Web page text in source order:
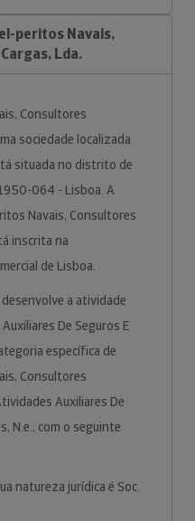
peritos Navais,
Lda.
Consultores
sociedade localizada
situada no distrito de
064 - Lisboa. A
Navais, Consultores
inscrita na
de Lisboa.
a atividade
De Seguros E
específica de
Consultores
Auxiliares De
N.e., com o seguinte
natureza jurídica é Soc.